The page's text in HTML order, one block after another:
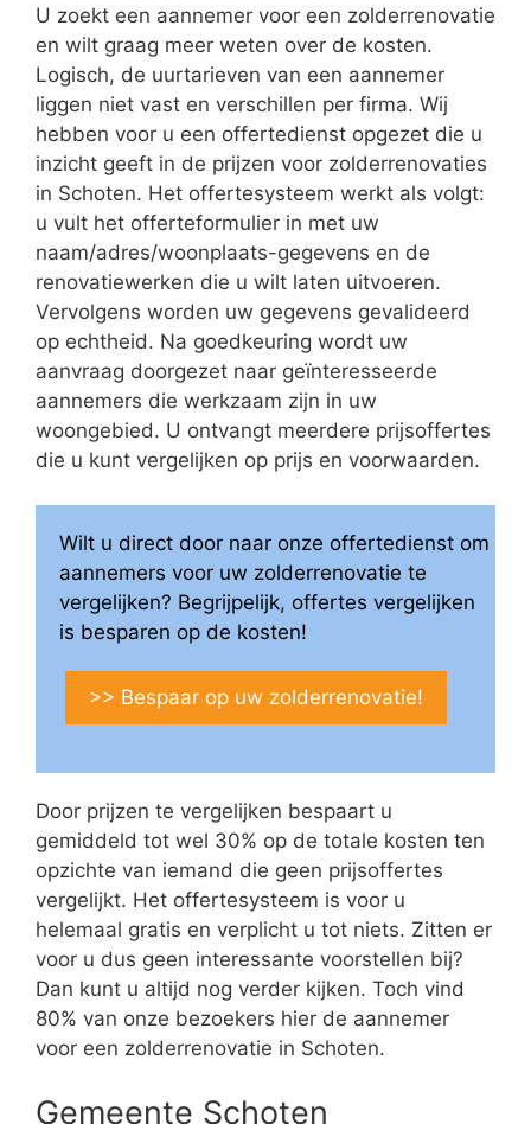
U zoekt een aannemer voor een zolderrenovatie
en wilt graag meer weten over de kosten.
Logisch, de uurtarieven van een aannemer
liggen niet vast en verschillen per firma. Wij
hebben voor u een offertedienst opgezet die u
inzicht geeft in de prijzen voor zolderrenovaties
in Schoten. Het offertesysteem werkt als volgt:
u vult het offerteformulier in met uw
naam/adres/woonplaats-gegevens en de
renovatiewerken die u wilt laten uitvoeren.
Vervolgens worden uw gegevens gevalideerd
op echtheid. Na goedkeuring wordt uw
aanvraag doorgezet naar geïnteresseerde
aannemers die werkzaam zijn in uw
woongebied. U ontvangt meerdere prijsoffertes
die u kunt vergelijken op prijs en voorwaarden.
Wilt u direct door naar onze offertedienst om
aannemers voor uw zolderrenovatie te
vergelijken? Begrijpelijk, offertes vergelijken
is besparen op de kosten!
>> Bespaar op uw zolderrenovatie!
Door prijzen te vergelijken bespaart u
gemiddeld tot wel 30% op de totale kosten ten
opzichte van iemand die geen prijsoffertes
vergelijkt. Het offertesysteem is voor u
helemaal gratis en verplicht u tot niets. Zitten er
voor u dus geen interessante voorstellen bij?
Dan kunt u altijd nog verder kijken. Toch vind
80% van onze bezoekers hier de aannemer
voor een zolderrenovatie in Schoten.
Gemeente Schoten